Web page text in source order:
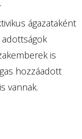
ágazataként
is
hozzáadott
vannak.